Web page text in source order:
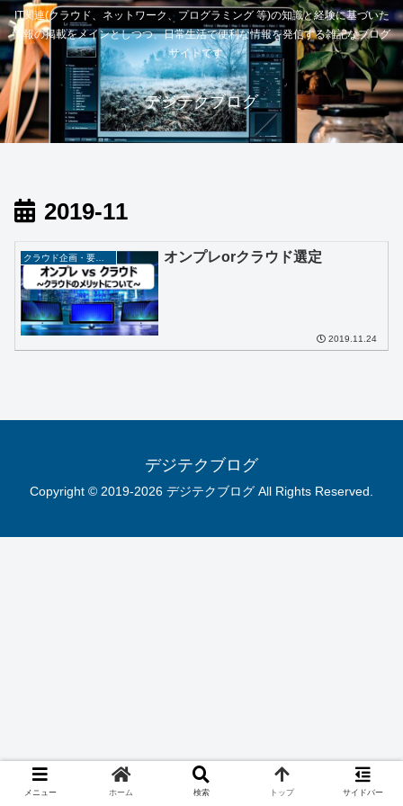
IT関連(クラウド、ネットワーク、プログラミング 等)の知識と経験に基づいた
情報の掲載をメインとしつつ、日常生活で便利な情報を発信する雑記なブログ
サイトです。
デジテクブログ
2019-11
オンプレorクラウド選定
2019.11.24
デジテクブログ
Copyright © 2019-2026 デジテクブログ All Rights Reserved.
メニュー ホーム 検索 トップ サイドバー